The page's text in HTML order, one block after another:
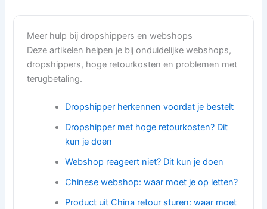
Meer hulp bij dropshippers en webshops
Deze artikelen helpen je bij onduidelijke webshops,
dropshippers, hoge retourkosten en problemen met
terugbetaling.
Dropshipper herkennen voordat je bestelt
Dropshipper met hoge retourkosten? Dit
kun je doen
Webshop reageert niet? Dit kun je doen
Chinese webshop: waar moet je op letten?
Product uit China retour sturen: waar moet